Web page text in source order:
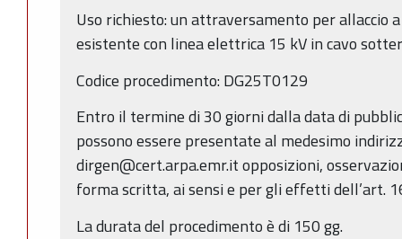
Uso richiesto: un attraversamento per allaccio
esistente con linea elettrica 15 kV in cavo
Codice procedimento: DG25T0129
Entro il termine di 30 giorni dalla data di
possono essere presentate al medesimo
dirgen@cert.arpa.emr.it opposizioni,
forma scritta, ai sensi e per gli effetti dell’art.
La durata del procedimento è di 150 gg.